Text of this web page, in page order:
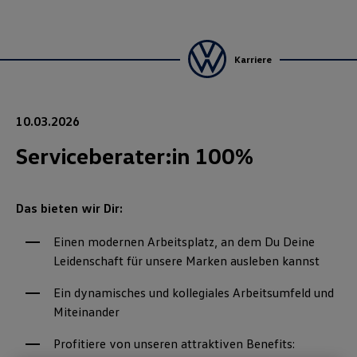
Karriere
10.03.2026
Serviceberater:in 100%
Das bieten wir Dir:
Einen modernen Arbeitsplatz, an dem Du Deine
Leidenschaft für unsere Marken ausleben kannst
Ein dynamisches und kollegiales Arbeitsumfeld und
Miteinander
Profitiere von unseren attraktiven Benefits: